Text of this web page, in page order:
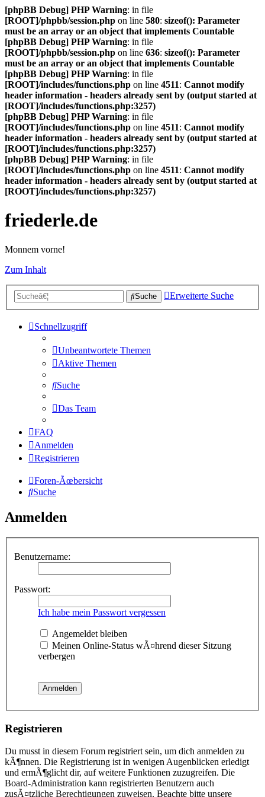
[phpBB Debug] PHP Warning: in file
[ROOT]/phpbb/session.php on line 580: sizeof(): Parameter
must be an array or an object that implements Countable
[phpBB Debug] PHP Warning: in file
[ROOT]/phpbb/session.php on line 636: sizeof(): Parameter
must be an array or an object that implements Countable
[phpBB Debug] PHP Warning: in file
[ROOT]/includes/functions.php on line 4511: Cannot modify
header information - headers already sent by (output started at
[ROOT]/includes/functions.php:3257)
[phpBB Debug] PHP Warning: in file
[ROOT]/includes/functions.php on line 4511: Cannot modify
header information - headers already sent by (output started at
[ROOT]/includes/functions.php:3257)
[phpBB Debug] PHP Warning: in file
[ROOT]/includes/functions.php on line 4511: Cannot modify
header information - headers already sent by (output started at
[ROOT]/includes/functions.php:3257)
friederle.de
Monnem vorne!
Zum Inhalt
Suche Erweiterte Suche
Schnellzugriff
Unbeantwortete Themen
Aktive Themen
Suche
Das Team
FAQ
Anmelden
Registrieren
Foren-Ãœbersicht
Suche
Anmelden
Benutzername:
Passwort:
Ich habe mein Passwort vergessen
Angemeldet bleiben
Meinen Online-Status wÃ¤hrend dieser Sitzung
verbergen
Registrieren
Du musst in diesem Forum registriert sein, um dich anmelden zu
kÃ¶nnen. Die Registrierung ist in wenigen Augenblicken erledigt
und ermÃ¶glicht dir, auf weitere Funktionen zuzugreifen. Die
Board-Administration kann registrierten Benutzern auch
zusÃ¤tzliche Berechtigungen zuweisen. Beachte bitte unsere